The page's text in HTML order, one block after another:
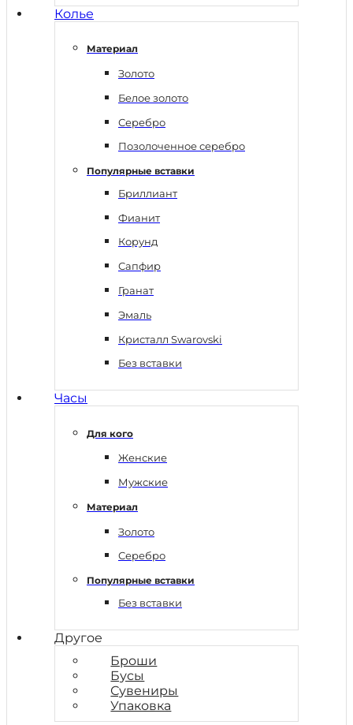
Колье
Материал
Золото
Белое золото
Серебро
Позолоченное серебро
Популярные вставки
Бриллиант
Фианит
Корунд
Сапфир
Гранат
Эмаль
Кристалл Swarovski
Без вставки
Часы
Для кого
Женские
Мужские
Материал
Золото
Серебро
Популярные вставки
Без вставки
Другое
Броши
Бусы
Сувениры
Упаковка